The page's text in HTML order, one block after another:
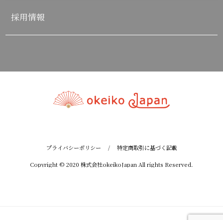
採用情報
プライバシーポリシー / 特定商取引に基づく記載
Copyright © 2020 株式会社okeikoJapan All rights Reserved.